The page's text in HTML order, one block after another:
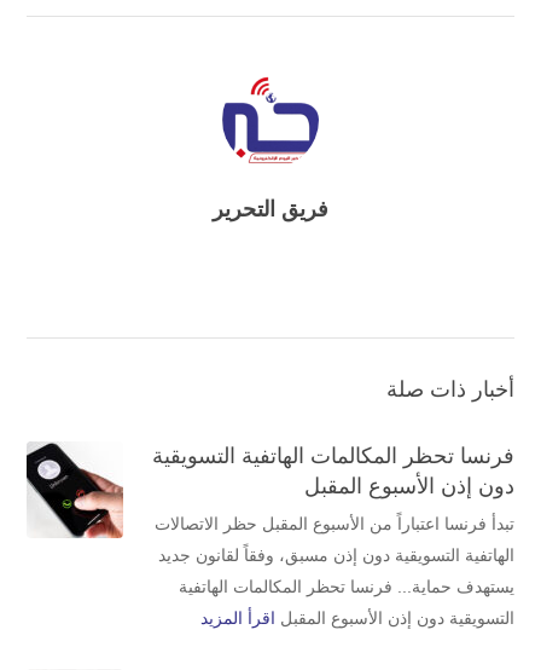
فريق التحرير
أخبار ذات صلة
فرنسا تحظر المكالمات الهاتفية التسويقية
دون إذن الأسبوع المقبل
تبدأ فرنسا اعتباراً من الأسبوع المقبل حظر الاتصالات
الهاتفية التسويقية دون إذن مسبق، وفقاً لقانون جديد
يستهدف حماية... فرنسا تحظر المكالمات الهاتفية
التسويقية دون إذن الأسبوع المقبل اقرأ المزيد